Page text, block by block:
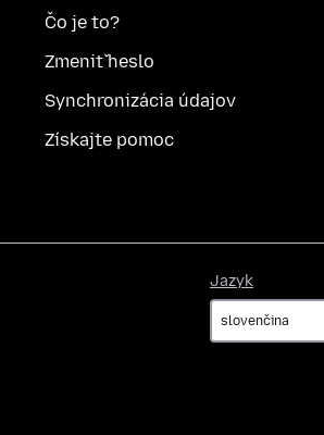
Čo je to?
Zmeniť heslo
Synchronizácia údajov
Získajte pomoc
Jazyk